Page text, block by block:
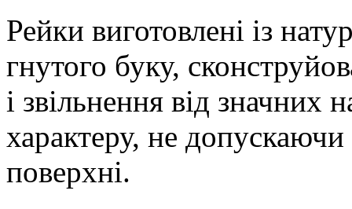
Рейки виготовлені із
гнутого буку,
і звільнення від значних
характеру, не
поверхні.